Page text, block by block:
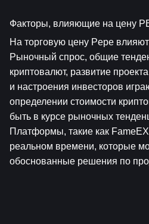
Факторы, влияющие на цену
На торговую цену Pepe
Рыночный спрос, общие
криптовалют, развитие
и настроения инвесторов
определении стоимости
быть в курсе рыночных
Платформы, такие как
реальном времени, которые
обоснованные решения по